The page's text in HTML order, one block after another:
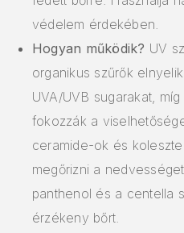
védelem érdekében.
Hogyan működik? UV
organikus szűrők
UVA/UVB sugarakat,
fokozzák a
ceramide-ok és
megőrizni a
panthenol és a centella
érzékeny bőrt.